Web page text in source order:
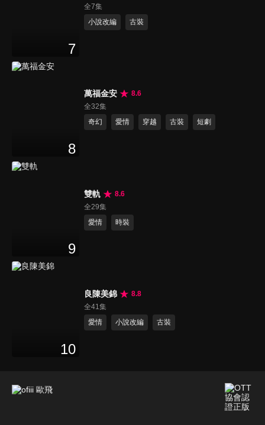
7
全7集
小說改編
古裝
8
萬福金安
8.6
全32集
奇幻
愛情 穿越 古裝 短劇
9
雙軌
8.6
全29集
愛情
時裝
10
良陳美錦
8.8
全41集
愛情
小說改編 古裝